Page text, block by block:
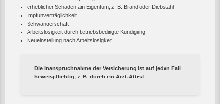
erheblicher Schaden am Eigentum, z. B. Brand oder Diebstahl
Impfunverträglichkeit
Schwangerschaft
Arbeitslosigkeit durch betriebsbedingte Kündigung
Neueinstellung nach Arbeitslosigkeit
Die Inanspruchnahme der Versicherung ist auf jeden Fall
beweispflichtig, z. B. durch ein Arzt-Attest.